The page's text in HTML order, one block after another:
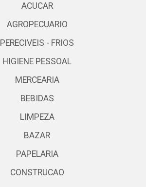
ACUCAR
AGROPECUARIO
PERECIVEIS - FRIOS
HIGIENE PESSOAL
MERCEARIA
BEBIDAS
LIMPEZA
BAZAR
PAPELARIA
CONSTRUCAO